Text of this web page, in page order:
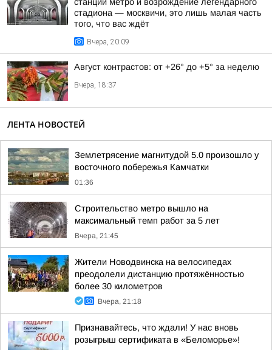
стадиона — москвичи, это лишь малая часть
того, что вас ждёт
Вчера, 20:09
Август контрастов: от +26° до +5° за неделю
Вчера, 18:37
ЛЕНТА НОВОСТЕЙ
Землетрясение магнитудой 5.0 произошло у
восточного побережья Камчатки
01:36
Строительство метро вышло на
максимальный темп работ за 5 лет
Вчера, 21:45
Жители Новодвинска на велосипедах
преодолели дистанцию протяжённостью
более 30 километров
Вчера, 21:18
Признавайтесь, что ждали! У нас вновь
розыгрыш сертификата в «Беломорье»!